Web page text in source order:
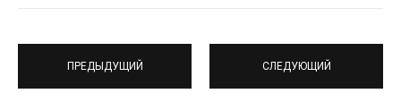
ПРЕДЫДУЩИЙ СЛЕДУЮЩИЙ